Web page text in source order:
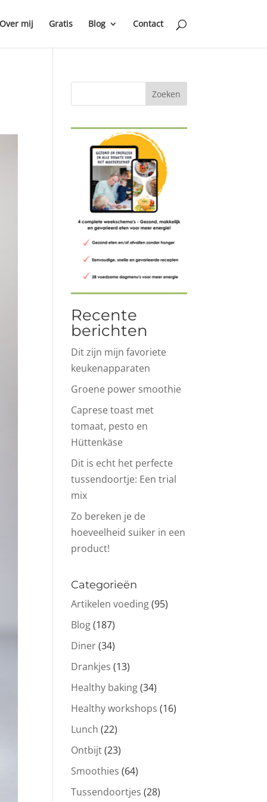
mij Gratis Blog Contact
Recente
berichten
Dit zijn mijn favoriete
keukenapparaten
Groene power smoothie
Caprese toast met
tomaat, pesto en
Hüttenkäse
Dit is echt het perfecte
tussendoortje: Een trial
mix
Zo bereken je de
hoeveelheid suiker in een
product!
Categorieën
Artikelen voeding(95)
Blog(187)
Diner(34)
Drankjes (13)
Healthy baking(34)
Healthy workshops (16)
Lunch (22)
Ontbijt(23)
Smoothies (64)
Tussendoortjes (28)